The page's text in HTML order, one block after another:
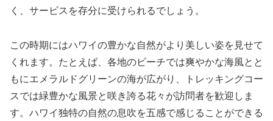
く、サービスを存分に受けられるでしょう。
この時期にはハワイの豊かな自然がより美しい姿を見せて
くれます。たとえば、各地のビーチでは爽やかな海風とと
もにエメラルドグリーンの海が広がり、トレッキングコー
スでは緑豊かな風景と咲き誇る花々が訪問者を歓迎しま
す。ハワイ独特の自然の息吹を五感で感じることができる